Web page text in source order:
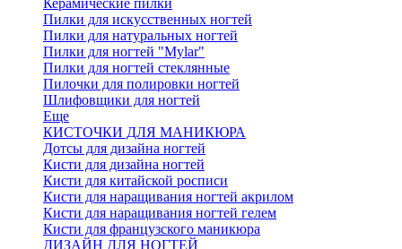
Керамические пилки
Пилки для искусственных ногтей
Пилки для натуральных ногтей
Пилки для ногтей "Mylar"
Пилки для ногтей стеклянные
Пилочки для полировки ногтей
Шлифовщики для ногтей
Еще
КИСТОЧКИ ДЛЯ МАНИКЮРА
Дотсы для дизайна ногтей
Кисти для дизайна ногтей
Кисти для китайской росписи
Кисти для наращивания ногтей акрилом
Кисти для наращивания ногтей гелем
Кисти для французского маникюра
ДИЗАЙН ДЛЯ НОГТЕЙ